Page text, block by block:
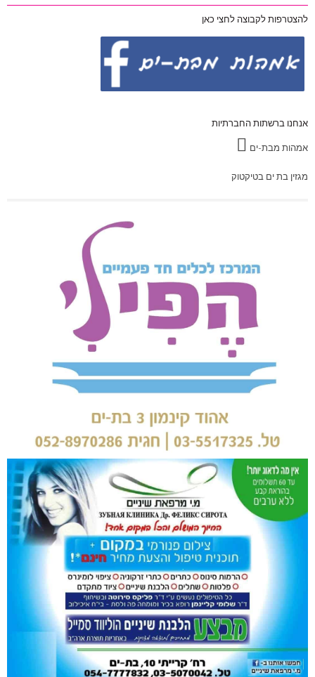
להצטרפות לקבוצה לחצי כאן
אנחנו ברשתות החברתיות
אמהות מבת-ים
מגזין בת ים בטיקטוק